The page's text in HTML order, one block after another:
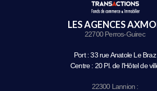
LES AGENCES
22700 Perros-Guirec
Port : 33 rue Anatole Le Braz
Centre : 20 Pl. de l’Hôtel de
22300 Lannion :